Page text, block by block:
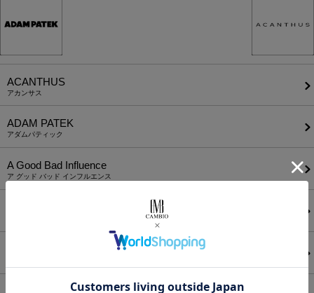
ACANTHUS
アカンサス
ADAM PATEK
アダムパティック
A Good Bad Influence
ア グッド バッド インフルエンス